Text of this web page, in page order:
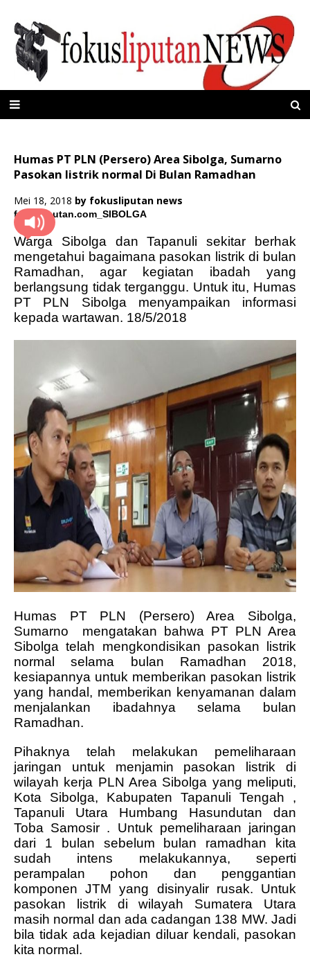
Humas PT PLN (Persero) Area Sibolga, Sumarno
Pasokan listrik normal Di Bulan Ramadhan
Mei 18, 2018 by fokusliputan news
fokusliputan.com_SIBOLGA
Warga Sibolga dan Tapanuli sekitar berhak
mengetahui bagaimana pasokan listrik di bulan
Ramadhan, agar kegiatan ibadah yang
berlangsung tidak terganggu. Untuk itu, Humas
PT PLN Sibolga menyampaikan informasi
kepada wartawan. 18/5/2018
Humas PT PLN (Persero) Area Sibolga,
Sumarno mengatakan bahwa PT PLN Area
Sibolga telah mengkondisikan pasokan listrik
normal selama bulan Ramadhan 2018,
kesiapannya untuk memberikan pasokan listrik
yang handal, memberikan kenyamanan dalam
menjalankan ibadahnya selama bulan
Ramadhan.
Pihaknya telah melakukan pemeliharaan
jaringan untuk menjamin pasokan listrik di
wilayah kerja PLN Area Sibolga yang meliputi,
Kota Sibolga, Kabupaten Tapanuli Tengah ,
Tapanuli Utara Humbang Hasundutan dan
Toba Samosir . Untuk pemeliharaan jaringan
dari 1 bulan sebelum bulan ramadhan kita
sudah intens melakukannya, seperti
perampalan pohon dan penggantian
komponen JTM yang disinyalir rusak. Untuk
pasokan listrik di wilayah Sumatera Utara
masih normal dan ada cadangan 138 MW. Jadi
bila tidak ada kejadian diluar kendali, pasokan
kita normal.